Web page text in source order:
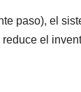
paso), el
el